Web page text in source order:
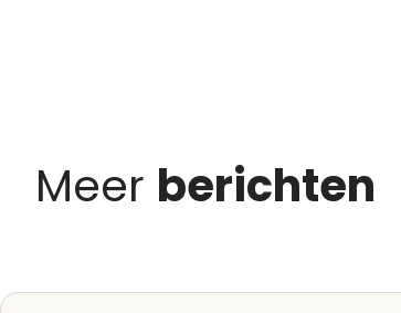
Meer berichten